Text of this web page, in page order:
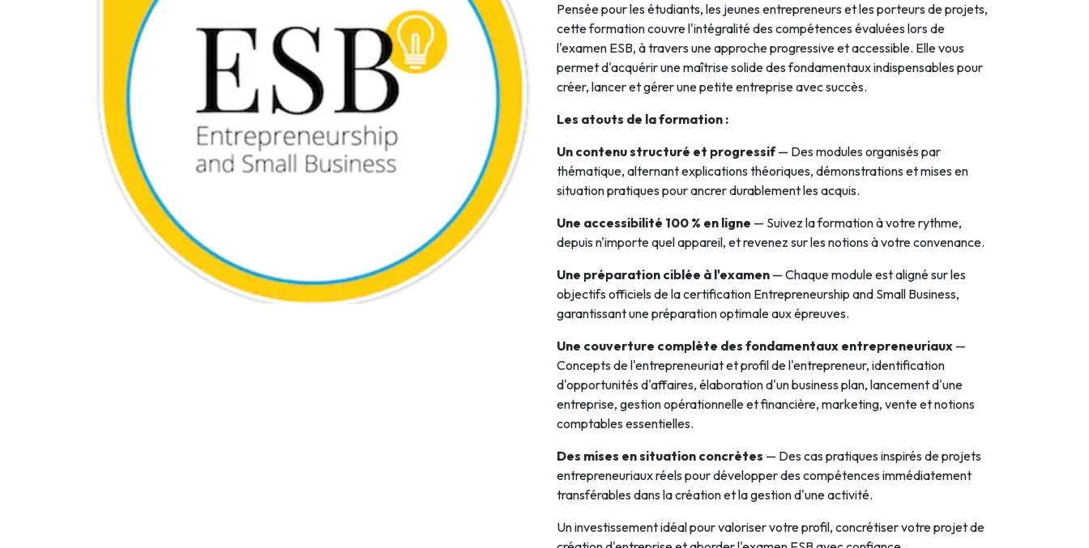
servicenow
Apple
Ec-Council
Autodesk
ITS
Intuit
Intelligence Artificielle
Pensée pour les étudiants, les jeunes entrepreneurs et les porteurs de projets,
cette formation couvre l'intégralité des compétences évaluées lors de
l'examen ESB, à travers une approche progressive et accessible. Elle vous
permet d'acquérir une maîtrise solide des fondamentaux indispensables pour
créer, lancer et gérer une petite entreprise avec succès.
Les atouts de la formation :
Un contenu structuré et progressif— Des modules organisés par
thématique, alternant explications théoriques, démonstrations et mises en
situation pratiques pour ancrer durablement les acquis.
Une accessibilité 100 % en ligne — Suivez la formation à votre rythme,
depuis n'importe quel appareil, et revenez sur les notions à votre convenance.
Une préparation ciblée à l'examen — Chaque module est aligné sur les
objectifs officiels de la certification Entrepreneurship and Small Business,
garantissant une préparation optimale aux épreuves.
Une couverture complète des fondamentaux entrepreneuriaux —
Concepts de l'entrepreneuriat et profil de l'entrepreneur, identification
d'opportunités d'affaires, élaboration d'un business plan, lancement d'une
entreprise, gestion opérationnelle et financière, marketing, vente et notions
comptables essentielles.
Des mises en situation concrètes — Des cas pratiques inspirés de projets
entrepreneuriaux réels pour développer des compétences immédiatement
transférables dans la création et la gestion d'une activité.
Un investissement idéal pour valoriser votre profil, concrétiser votre projet de